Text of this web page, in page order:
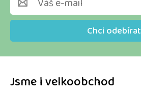
Jsme i velkoobchod
Chci odebírat